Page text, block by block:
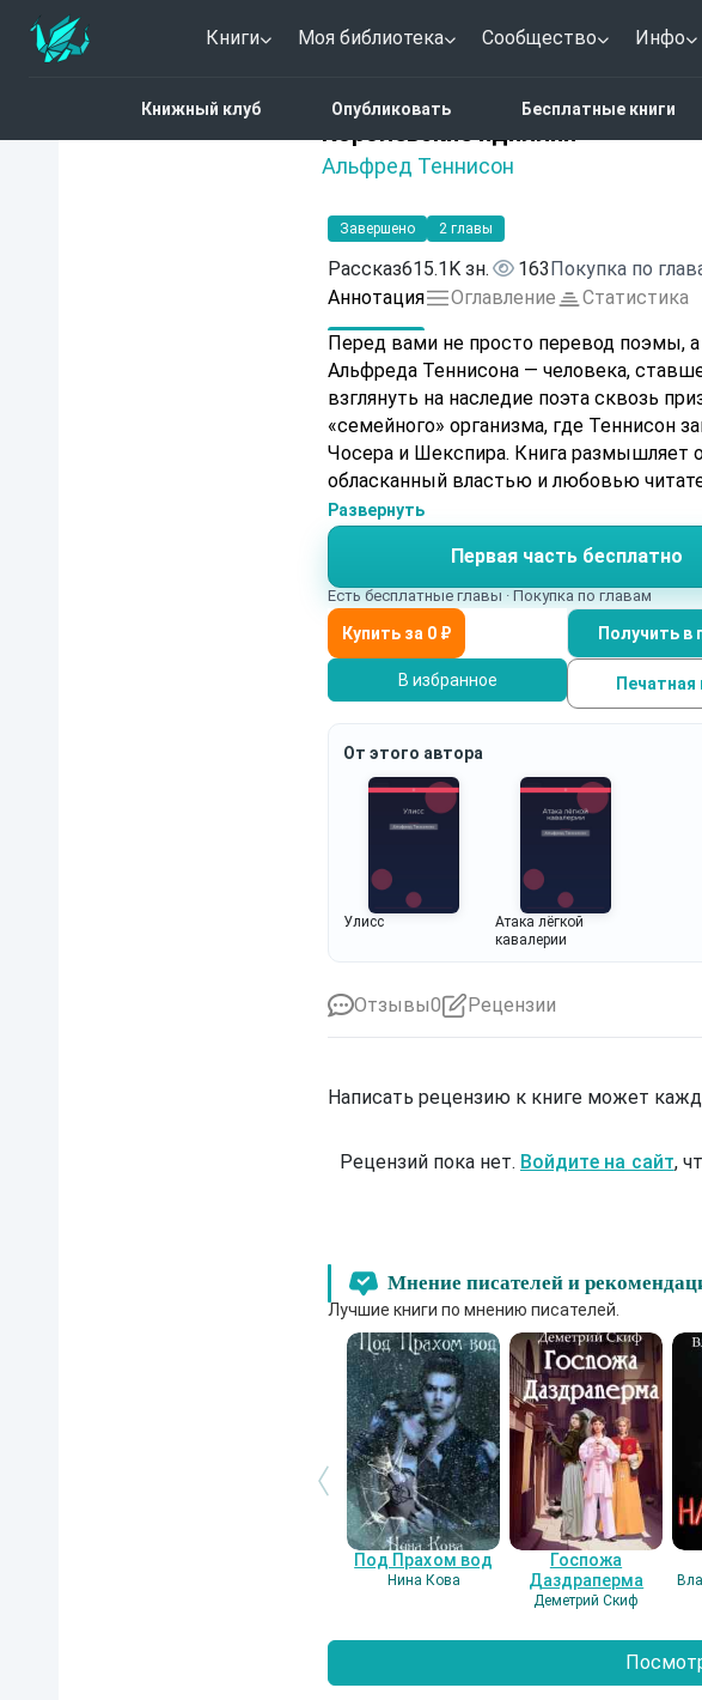
Книги Моя библиотека Сообщество Инфо
Книжный клуб Опубликовать Бесплатные книги
Королевские идиллии
Альфред Теннисон
Нет оценок
Завершено 2 главы
Рассказ615.1K зн. 163Покупка по
Аннотация
Оглавление
Статистика
Перед вами не просто перевод поэмы,
Альфреда Теннисона — человека,
взглянуть на наследие поэта сквозь
«семейного» организма, где Теннисон
Чосера и Шекспира. Книга размышляет
обласканный властью и любовью
«вечные ценности» с духом своего
мир поэзии, где история и искусство
творца становится ключом к пониманию
Развернуть
Первая часть бесплатно
Есть бесплатные главы · Покупка по главам
Получить в
В избранное Печатная
От этого автора
Улисс
Атака лёгкой
кавалерии
Отзывы0 Рецензии
Написать рецензию к книге может
Рецензий пока нет. Войдите на сайт,
Мнение писателей и
Лучшие книги по мнению писателей.
Под Прахом вод
Нина Кова
Госпожа
Даздраперма
Деметрий Скиф